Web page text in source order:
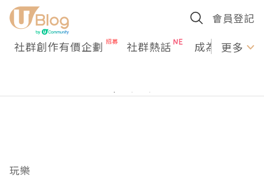
會員登記
社群創作有價企劃 社群熱話 成為U更多
玩樂